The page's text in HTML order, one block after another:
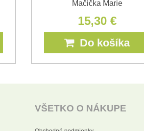
Mačička Marie
15,30 €
Do košíka
VŠETKO O NÁKUPE